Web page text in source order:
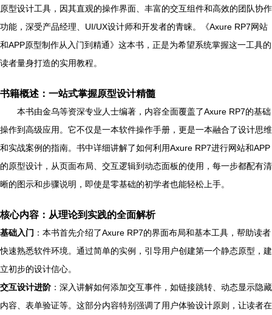
原型设计工具，因其直观的操作界面、丰富的交互组件和高效的团队协作
功能，深受产品经理、UI/UX设计师和开发者的青睐。《Axure RP7网站
和APP原型制作从入门到精通》这本书，正是为希望系统掌握这一工具的
读者量身打造的实用教程。
书籍概述：一站式掌握原型设计精髓
本书由金乌等资深专业人士编著，内容全面覆盖了Axure RP7的基础
操作到高级应用。它不仅是一本软件操作手册，更是一本融合了设计思维
和实战案例的指南。书中详细讲解了如何利用Axure RP7进行网站和APP
的原型设计，从页面布局、交互逻辑到动态面板的使用，每一步都配有清
晰的图示和步骤说明，即使是零基础的初学者也能轻松上手。
核心内容：从理论到实践的全面解析
基础入门 ：本书首先介绍了Axure RP7的界面布局和基本工具，帮助读者
快速熟悉软件环境。通过简单的实例，引导用户创建第一个静态原型，建
立初步的设计信心。
交互设计进阶 ：深入讲解如何添加交互事件，如链接跳转、动态显示隐藏
内容、表单验证等。这部分内容特别强调了用户体验设计原则，让读者在